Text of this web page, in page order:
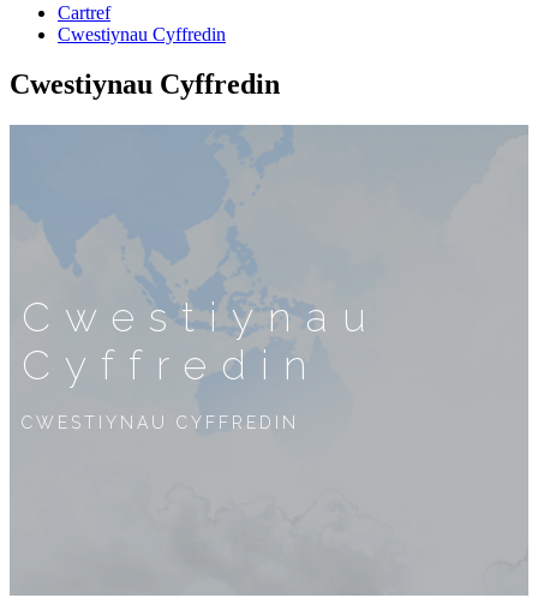
Cartref
Cwestiynau Cyffredin
Cwestiynau Cyffredin
Cwestiynau
Cyffredin
CWESTIYNAU CYFFREDIN